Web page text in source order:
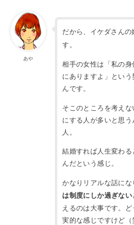
あや
だから、イケダさん
す。
相手の女性は「私の
にありますよ」とい
んです。
そこのところを考えな
にする人が多いと思
人。
結婚すれば人生変わ
んだという感じ。
かなりリアルな話にな
は制度にしか過ぎない
えるのは大事です。
実的な感じですけど（